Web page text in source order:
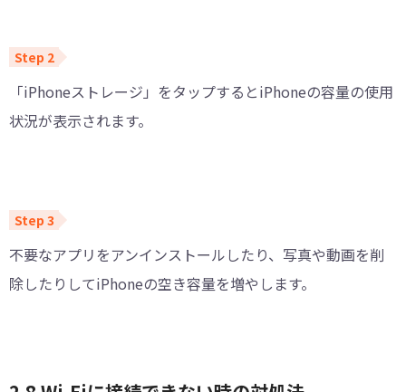
「iPhoneストレージ」をタップするとiPhoneの容量の使用
状況が表示されます。
不要なアプリをアンインストールしたり、写真や動画を削
除したりしてiPhoneの空き容量を増やします。